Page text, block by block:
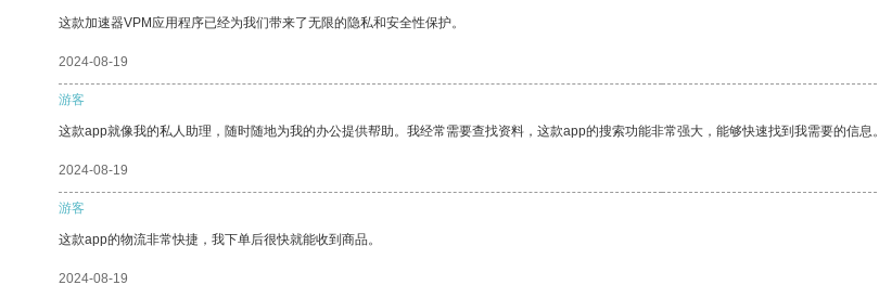
这款加速器VPM应用程序已经为我们带来了无限的隐私和安全性保护。
2024-08-19
游客
这款app就像我的私人助理，随时随地为我的办公提供帮助。我经常需要查找资料，这款app的搜索功能非常强大，能够快速找到我需要的信息。
2024-08-19
游客
这款app的物流非常快捷，我下单后很快就能收到商品。
2024-08-19